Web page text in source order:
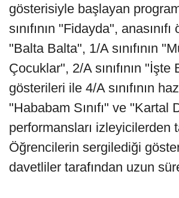
gösterisiyle başlayan
sınıfının "Fidayda",
"Balta Balta", 1/A sınıfının
Çocuklar", 2/A sınıfının "İşte
gösterileri ile 4/A sınıfının
"Hababam Sınıfı" ve "Kartal
performansları izleyicilerden
Öğrencilerin sergilediği
davetliler tarafından uzun